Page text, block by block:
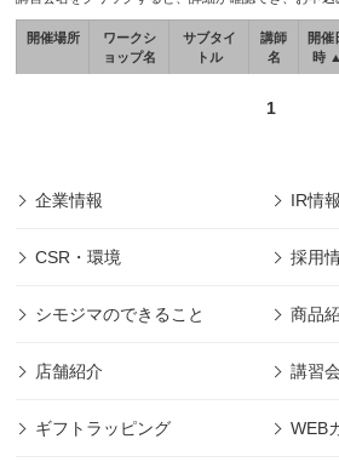
開催場所
ワークシ
ョップ名
サブタイ
トル
講師
名
開催
時 ▲
1
企業情報 IR情報
CSR・環境 採用
シモジマのできること 商品
店舗紹介 講習
ギフトラッピング WEB